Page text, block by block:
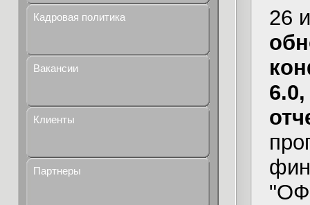
Кадровая политика
Вакансии
Клиенты
Партнеры
26